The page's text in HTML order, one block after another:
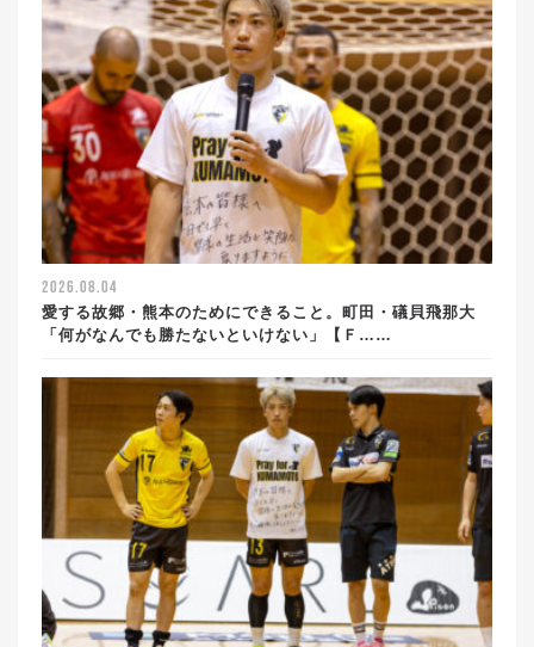
2026.08.04
愛する故郷・熊本のためにできること。町田・礒貝飛那大
「何がなんでも勝たないといけない」【Ｆ……